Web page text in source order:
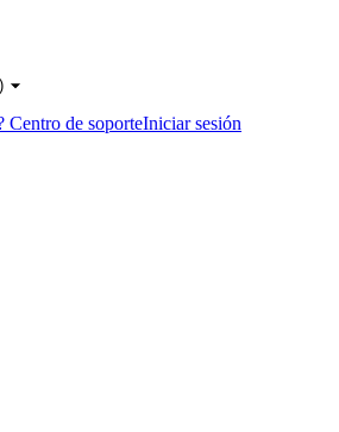
Centro de soporteIniciar sesión